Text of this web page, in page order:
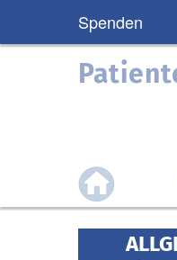
Spenden